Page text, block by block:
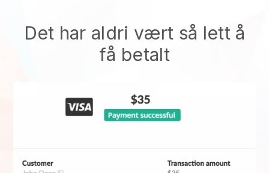
Det har aldri vært så lett å
få betalt